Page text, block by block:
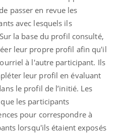
passer en revue les
avec lesquels ils
la base du profil consulté,
leur propre profil afin qu'il
à l'autre participant. Ils
leur profil en évaluant
le profil de l’initié. Les
les participants
pour correspondre à
lorsqu'ils étaient exposés